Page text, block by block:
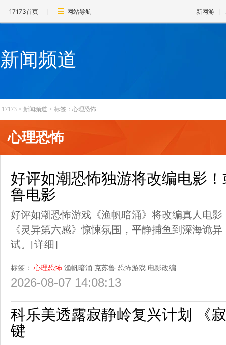
17173首页 网站导航 新网游
新闻频道
17173 > 新闻频道 > 标签：心理恐怖
心理恐怖
好评如潮恐怖独游将改编电影
鲁电影
好评如潮恐怖游戏《渔帆暗涌》将改编真人电
《灵异第六感》惊悚氛围，平静捕鱼到深海诡
试。 [详细]
标签： 心理恐怖 渔帆暗涌 克苏鲁 恐怖游戏 电影改编
2026-08-07 14:08:13
科乐美透露寂静岭复兴计划 《
键